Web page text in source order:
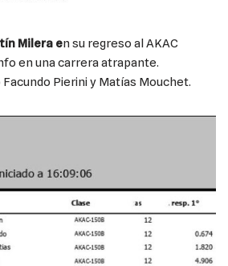
Milera en su regreso al AKAC
en una carrera atrapante.
Pierini y Matías Mouchet.